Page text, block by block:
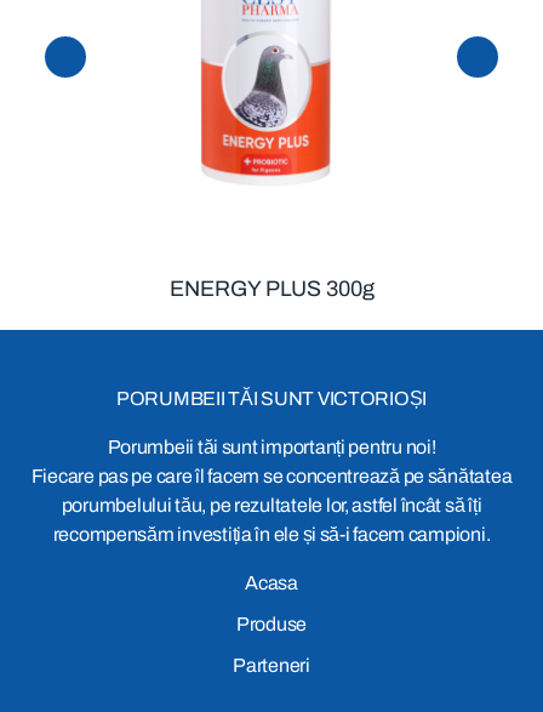
ENERGY PLUS 300g
PORUMBEII TĂI SUNT VICTORIOȘI
Porumbeii tăi sunt importanți pentru noi!
Fiecare pas pe care îl facem se concentrează pe sănătatea
porumbelului tău, pe rezultatele lor, astfel încât să îți
recompensăm investiția în ele și să-i facem campioni.
Acasa
Produse
Parteneri